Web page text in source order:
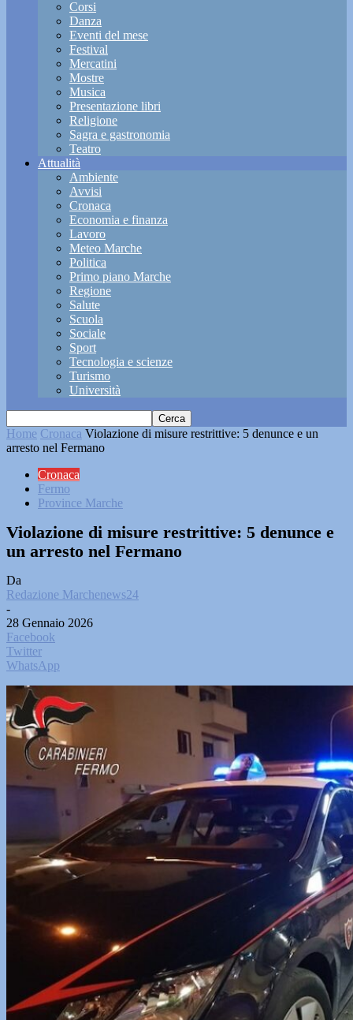
Corsi
Danza
Eventi del mese
Festival
Mercatini
Mostre
Musica
Presentazione libri
Religione
Sagra e gastronomia
Teatro
Attualità
Ambiente
Avvisi
Cronaca
Economia e finanza
Lavoro
Meteo Marche
Politica
Primo piano Marche
Regione
Salute
Scuola
Sociale
Sport
Tecnologia e scienze
Turismo
Università
Home Cronaca Violazione di misure restrittive: 5 denunce e un
arresto nel Fermano
Cronaca
Fermo
Province Marche
Violazione di misure restrittive: 5 denunce e
un arresto nel Fermano
Da
Redazione Marchenews24
-
28 Gennaio 2026
Facebook
Twitter
WhatsApp